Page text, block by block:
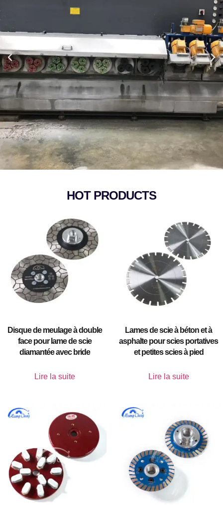
HOT PRODUCTS
Disque de meulage à double
face pour lame de scie
diamantée avec bride
Lire la suite
Lames de scie à béton et à
asphalte pour scies portatives
et petites scies à pied
Lire la suite